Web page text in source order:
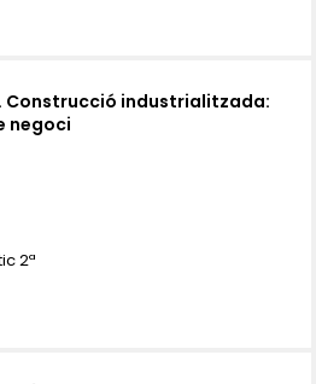
Construcció industrialitzada:
negoci
2ª